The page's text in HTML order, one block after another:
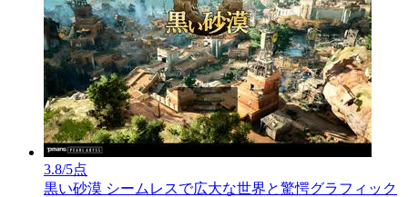
3.8/5点
黒い砂漠 シームレスで広大な世界と驚愕グラフィック